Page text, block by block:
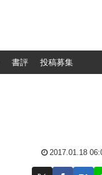
書評 投稿募集
2017.01.18